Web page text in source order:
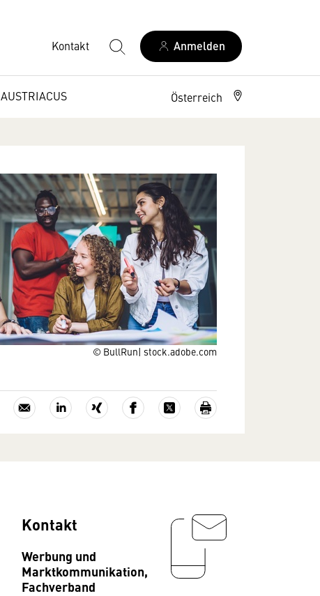
Kontakt Anmelden
AUSTRIACUS Österreich
© BullRun| stock.adobe.com
Kontakt
Werbung und
Marktkommunikation,
Fachverband